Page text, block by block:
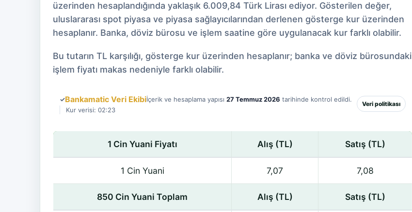
üzerinden hesaplandığında yaklaşık 6.009,84 Türk Lirası ediyor. Gösterilen değer,
uluslararası spot piyasa ve piyasa sağlayıcılarından derlenen gösterge kur üzerinden
hesaplanır. Banka, döviz bürosu ve işlem saatine göre uygulanacak kur farklı olabilir.
Bu tutarın TL karşılığı, gösterge kur üzerinden hesaplanır; banka ve döviz bürosundaki
işlem fiyatı makas nedeniyle farklı olabilir.
✓Bankamatic Veri Ekibiİçerik ve hesaplama yapısı 27 Temmuz 2026 tarihinde kontrol edildi.
Kur verisi: 02:23
Veri politikası
1 Cin Yuani Fiyatı Alış (TL) Satış (TL)
1 Cin Yuani 7,07 7,08
850 Cin Yuani Toplam Alış (TL) Satış (TL)